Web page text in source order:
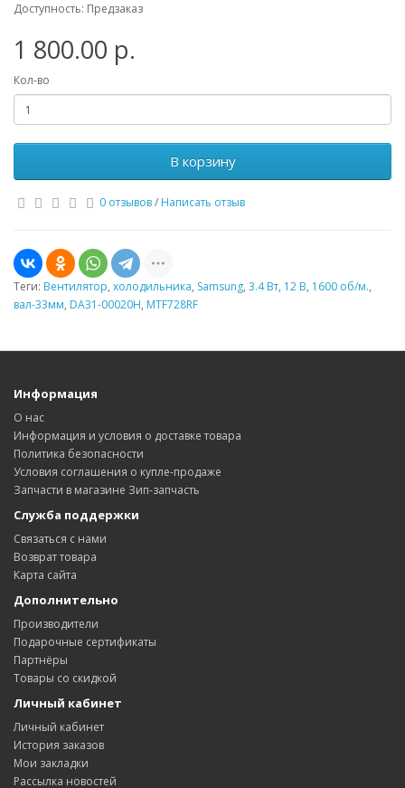
Доступность: Предзаказ
1 800.00 р.
Кол-во
В корзину
0 отзывов/ Написать отзыв
Теги: Вентилятор, холодильника, Samsung, 3.4 Вт, 12 В, 1600 об/м.,
вал-33мм, DA31-00020H, MTF728RF
Информация
О нас
Информация и условия о доставке товара
Политика безопасности
Условия соглашения о купле-продаже
Запчасти в магазине Зип-запчасть
Служба поддержки
Связаться с нами
Возврат товара
Карта сайта
Дополнительно
Производители
Подарочные сертификаты
Партнёры
Товары со скидкой
Личный кабинет
Личный кабинет
История заказов
Мои закладки
Рассылка новостей